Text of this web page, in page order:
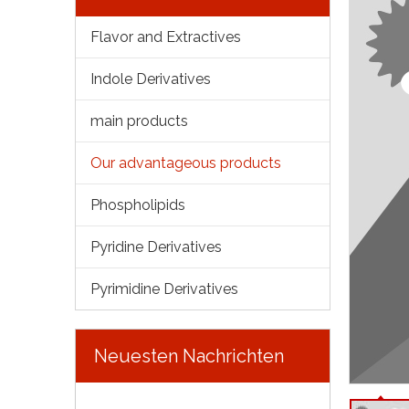
Flavor and Extractives
Indole Derivatives
main products
Our advantageous products
Phospholipids
Pyridine Derivatives
Pyrimidine Derivatives
Neuesten Nachrichten